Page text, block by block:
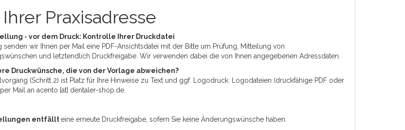
Praxisadresse
- vor dem Druck: Kontrolle Ihrer Druckdatei
senden wir Ihnen per Mail eine PDF-Ansichtsdatei mit der Bitte um Prüfung, Mitteilung von
und letztendlich Druckfreigabe. Wir verwenden dabei die von Ihnen angegebenen Adressdaten.
Druckwünsche, die von der Vorlage abweichen?
(Schritt 2) ist Platz für Ihre Hinweise zu Text und ggf. Logodruck. Logodateien (druckfähige PDF oder
Mail an acento [at] dentaler-shop.de.
entfällteine erneute Druckfreigabe, sofern Sie keine Änderungswünsche haben.